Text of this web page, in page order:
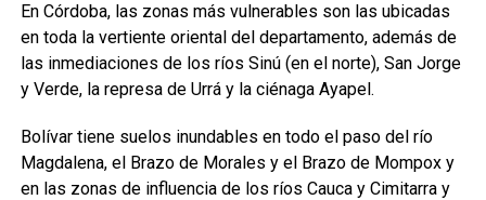
En Córdoba, las zonas más vulnerables son las ubicadas
en toda la vertiente oriental del departamento, además de
las inmediaciones de los ríos Sinú (en el norte), San Jorge
y Verde, la represa de Urrá y la ciénaga Ayapel.
Bolívar tiene suelos inundables en todo el paso del río
Magdalena, el Brazo de Morales y el Brazo de Mompox y
en las zonas de influencia de los ríos Cauca y Cimitarra y